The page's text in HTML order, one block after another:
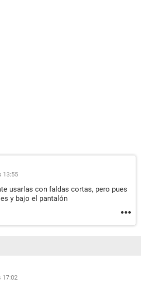
13:55
usarlas con faldas cortas, pero pues
y bajo el pantalón
17:02